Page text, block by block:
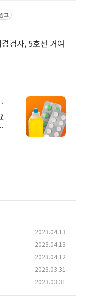
고
검사, 5호선 거여
2023.04.13
2023.04.13
2023.04.12
2023.03.31
2023.03.31